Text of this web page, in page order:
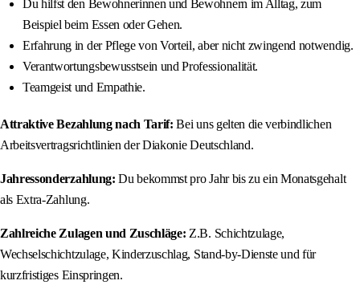
Du hilfst den Bewohnerinnen und Bewohnern im Alltag, zum
Beispiel beim Essen oder Gehen.
Erfahrung in der Pflege von Vorteil, aber nicht zwingend notwendig.
Verantwortungsbewusstsein und Professionalität.
Teamgeist und Empathie.
Attraktive Bezahlung nach Tarif: Bei uns gelten die verbindlichen
Arbeitsvertragsrichtlinien der Diakonie Deutschland.
Jahressonderzahlung: Du bekommst pro Jahr bis zu ein Monatsgehalt
als Extra-Zahlung.
Zahlreiche Zulagen und Zuschläge: Z.B. Schichtzulage,
Wechselschichtzulage, Kinderzuschlag, Stand-by-Dienste und für
kurzfristiges Einspringen.